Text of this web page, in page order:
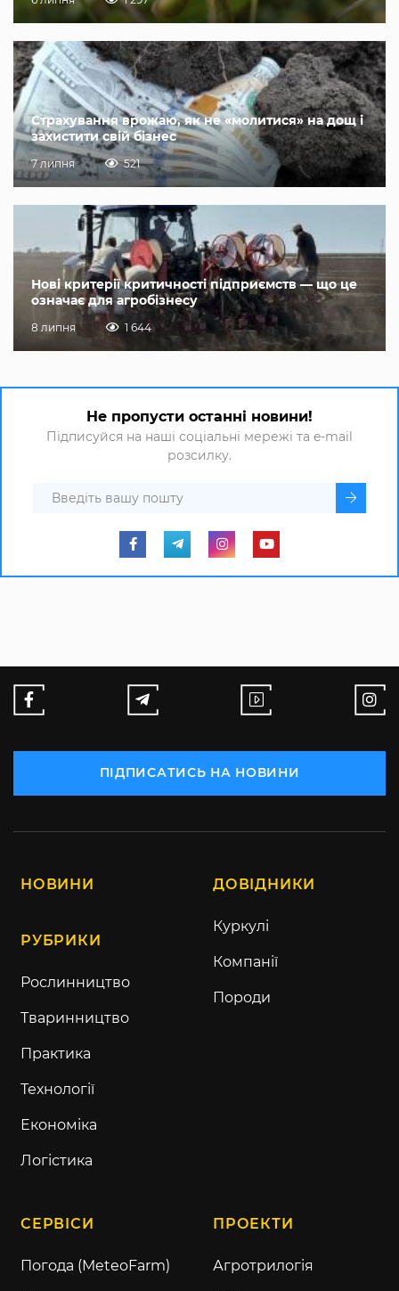
Страхування врожаю, як не «молитися» на дощ і
захистити свій бізнес
7 липня 521
Нові критерії критичності підприємств — що це
означає для агробізнесу
8 липня 1 644
Не пропусти останні новини!
Підписуйся на наші соціальні мережі та e-mail
розсилку.
ПІДПИСАТИСЬ НА НОВИНИ
НОВИНИ
РУБРИКИ
Рослинництво
Тваринництво
Практика
Технології
Економіка
Логістика
ДОВІДНИКИ
Куркулі
Компанії
Породи
СЕРВІСИ
Погода (MeteoFarm)
ПРОЕКТИ
Агротрилогія